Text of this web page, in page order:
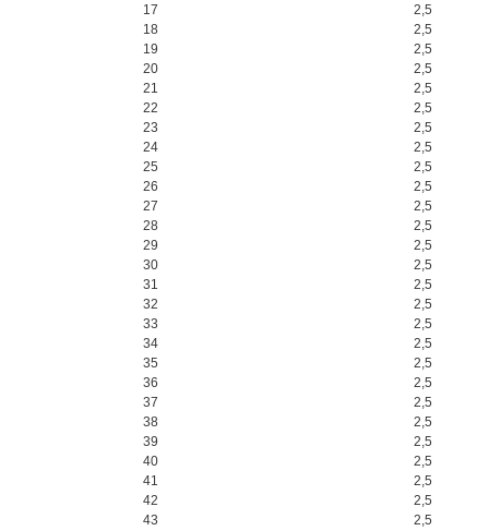
17
2,5
18
2,5
19
2,5
20
2,5
21
2,5
22
2,5
23
2,5
24
2,5
25
2,5
26
2,5
27
2,5
28
2,5
29
2,5
30
2,5
31
2,5
32
2,5
33
2,5
34
2,5
35
2,5
36
2,5
37
2,5
38
2,5
39
2,5
40
2,5
41
2,5
42
2,5
43
2,5